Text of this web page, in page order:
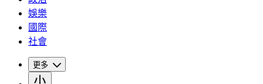
娛樂
國際
社會
更多